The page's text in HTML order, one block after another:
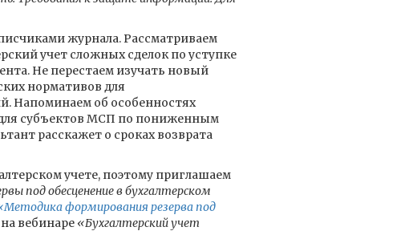
журнала. Рассматриваем
учет сложных сделок по уступке
Не перестаем изучать новый
нормативов для
Напоминаем об особенностях
для субъектов МСП по пониженным
расскажет о сроках возврата
учете, поэтому приглашаем
под обесценение в бухгалтерском
формирования резерва под
вебинаре «Бухгалтерский учет